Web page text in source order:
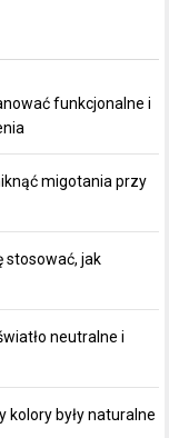
funkcjonalne i
migotania przy
stosować, jak
neutralne i
kolory były naturalne